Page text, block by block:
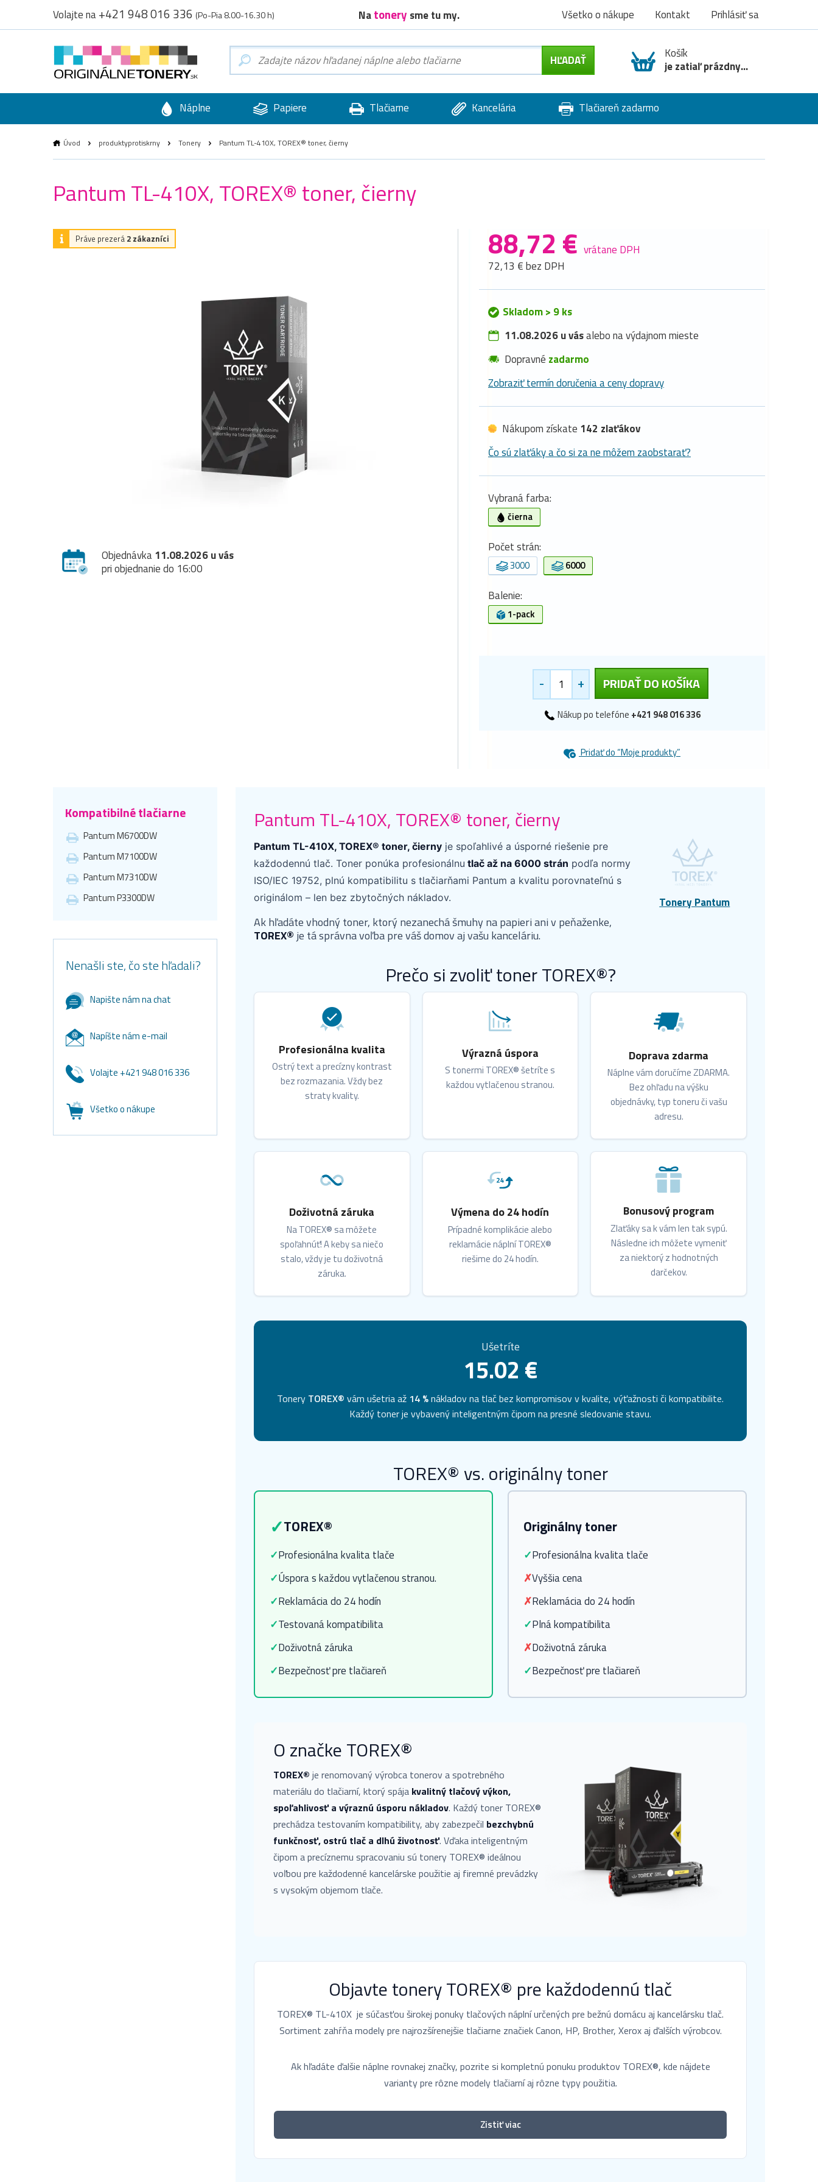
Volajte na+421 948 016 336 (Po-Pia 8.00-16.30 h) Natonery sme tu my. Všetko o nákupe Kontakt Prihlásiť sa
Košík
je zatiaľ prázdny...
Náplne Papiere Tlačiarne Kancelária Tlačiareň zadarmo
Úvod produktyprotiskrny Tonery Pantum TL-410X, TOREX® toner, čierny
Pantum TL-410X, TOREX® toner, čierny
Práve prezerá 2 zákazníci
Objednávka11.08.2026 u vás
pri objednanie do 16:00
88,72 € vrátane DPH
72,13 € bez DPH
Skladom > 9 ks
11.08.2026 u vásalebo na výdajnom mieste
Dopravné zadarmo
Zobraziť termín doručenia a ceny dopravy
Nákupom získate 142 zlaťákov
Čo sú zlaťáky a čo si za ne môžem zaobstarať?
Vybraná farba:
čierna
Počet strán:
3000 6000
Balenie:
1-pack
- + PRIDAŤ DO KOŠÍKA
Nákup po telefóne +421 948 016 336
Pridať do “Moje produkty”
Kompatibilné tlačiarne
Pantum M6700DW
Pantum M7100DW
Pantum M7310DW
Pantum P3300DW
Nenašli ste, čo ste hľadali?
Napište nám na chat
Napíšte nám e-mail
Volajte +421 948 016 336
Všetko o nákupe
Pantum TL-410X, TOREX® toner, čierny
Tonery Pantum
Pantum TL-410X, TOREX® toner, čierny je spoľahlivé a úsporné riešenie pre
každodennú tlač. Toner ponúka profesionálnu tlač až na 6000 strán podľa normy
ISO/IEC 19752, plnú kompatibilitu s tlačiarňami Pantum a kvalitu porovnateľnú s
originálom – len bez zbytočných nákladov.
Ak hľadáte vhodný toner, ktorý nezanechá šmuhy na papieri ani v peňaženke,
TOREX® je tá správna voľba pre váš domov aj vašu kanceláriu.
Prečo si zvoliť toner TOREX®?
Profesionálna kvalita
Ostrý text a precízny kontrast
bez rozmazania. Vždy bez
straty kvality.
Výrazná úspora
S tonermi TOREX® šetríte s
každou vytlačenou stranou.
Doprava zdarma
Náplne vám doručíme ZDARMA.
Bez ohľadu na výšku
objednávky, typ toneru či vašu
adresu.
Doživotná záruka
Na TOREX® sa môžete
spoľahnúť! A keby sa niečo
stalo, vždy je tu doživotná
záruka.
Výmena do 24 hodín
Prípadné komplikácie alebo
reklamácie náplní TOREX®
riešime do 24 hodín.
Bonusový program
Zlaťáky sa k vám len tak sypú.
Následne ich môžete vymeniť
za niektorý z hodnotných
darčekov.
Ušetríte
15.02 €
Tonery TOREX® vám ušetria až 14 %nákladov na tlač bez kompromisov v kvalite, výťažnosti či kompatibilite.
Každý toner je vybavený inteligentným čipom na presné sledovanie stavu.
TOREX® vs. originálny toner
✓TOREX®
✓Profesionálna kvalita tlače
✓Úspora s každou vytlačenou stranou.
✓Reklamácia do 24 hodín
✓Testovaná kompatibilita
✓Doživotná záruka
✓Bezpečnosť pre tlačiareň
Originálny toner
✓Profesionálna kvalita tlače
✗Vyššia cena
✗Reklamácia do 24 hodín
✓Plná kompatibilita
✗Doživotná záruka
✓Bezpečnosť pre tlačiareň
O značke TOREX®
TOREX® je renomovaný výrobca tonerov a spotrebného
materiálu do tlačiarní, ktorý spája kvalitný tlačový výkon,
spoľahlivosť a výraznú úsporu nákladov. Každý toner TOREX®
prechádza testovaním kompatibility, aby zabezpečil bezchybnú
funkčnosť, ostrú tlač a dlhú životnosť. Vďaka inteligentným
čipom a precíznemu spracovaniu sú tonery TOREX® ideálnou
voľbou pre každodenné kancelárske použitie aj firemné prevádzky
s vysokým objemom tlače.
Objavte tonery TOREX® pre každodennú tlač
TOREX® TL-410X je súčasťou širokej ponuky tlačových náplní určených pre bežnú domácu aj kancelársku tlač.
Sortiment zahŕňa modely pre najrozšírenejšie tlačiarne značiek Canon, HP, Brother, Xerox aj ďalších výrobcov.
Ak hľadáte ďalšie náplne rovnakej značky, pozrite si kompletnú ponuku produktov TOREX®, kde nájdete
varianty pre rôzne modely tlačiarní aj rôzne typy použitia.
Zistiť viac